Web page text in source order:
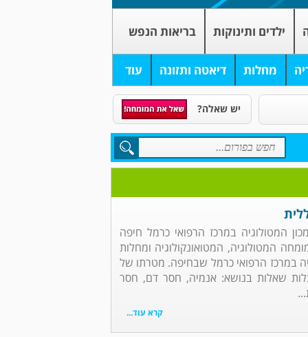
ילדים ותינוקות בריאות הנפש
מחלות דיאטה ותזונה עוד
יש שאלה?
המטולוגיה במרכז הרפואי כרמל חיפה
המטולוגיה, המטואונקולוגיה ומחלות
במרכז הרפואי כרמל שבחיפה. מטרתו של
שאלות בנושא: אנמיה, חסר דם, חסר
קרא עוד...